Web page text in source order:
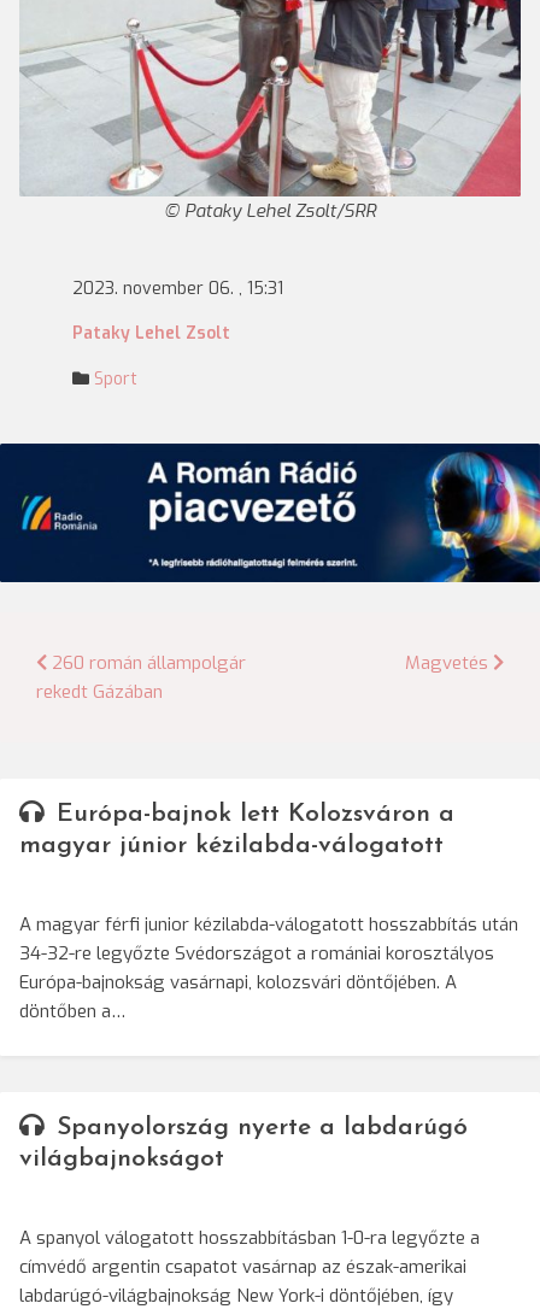
Pataky Lehel Zsolt/SRR
2023. november 06. , 15:31
Pataky Lehel Zsolt
Sport
Bejegyzés
260 román állampolgár
rekedt Gázában
Magvetés
Európa-bajnok lett Kolozsváron a
magyar júnior kézilabda-válogatott
A magyar férfi junior kézilabda-válogatott hosszabbítás után
34-32-re legyőzte Svédországot a romániai korosztályos
Európa-bajnokság vasárnapi, kolozsvári döntőjében. A
döntőben a…
Spanyolország nyerte a labdarúgó
világbajnokságot
A spanyol válogatott hosszabbításban 1-0-ra legyőzte a
címvédő argentin csapatot vasárnap az észak-amerikai
labdarúgó-világbajnokság New York-i döntőjében, így